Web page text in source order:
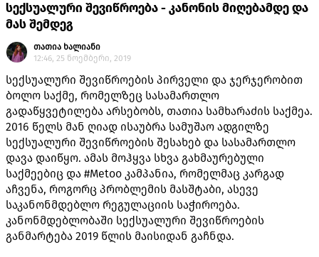
სექსუალური შევიწროება - კანონის მიღებამდე და
მას შემდეგ
თათია ხალიანი
12:46, 25 ნოემბერი, 2019
სექსუალური შევიწროების პირველი და ჯერჯერობით
ბოლო საქმე, რომელზეც სასამართლო
გადაწყვეტილება არსებობს, თათია სამხარაძის საქმეა.
2016 წელს მან ღიად ისაუბრა სამუშაო ადგილზე
სექსუალური შევიწროების შესახებ და სასამართლო
დავა დაიწყო. ამას მოჰყვა სხვა გახმაურებული
საქმეებიც და #Metoo კამპანია, რომელმაც კარგად
აჩვენა, როგორც პრობლემის მასშტაბი, ასევე
საკანონმდებლო რეგულაციის საჭიროება.
კანონმდებლობაში სექსუალური შევიწროების
განმარტება 2019 წლის მაისიდან გაჩნდა.